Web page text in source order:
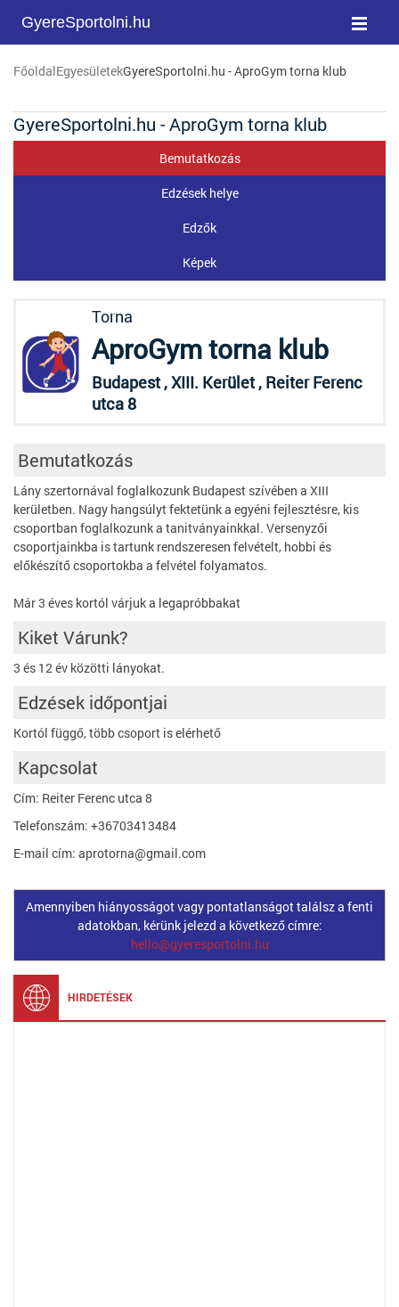
GyereSportolni.hu
FőoldalEgyesületekGyereSportolni.hu - AproGym torna klub
GyereSportolni.hu - AproGym torna klub
Bemutatkozás
Edzések helye
Edzők
Képek
Torna
AproGym torna klub
Budapest , XIII. Kerület , Reiter Ferenc
utca 8
Bemutatkozás
Lány szertornával foglalkozunk Budapest szívében a XIII
kerületben. Nagy hangsúlyt fektetünk a egyéni fejlesztésre, kis
csoportban foglalkozunk a tanitványainkkal. Versenyzői
csoportjainkba is tartunk rendszeresen felvételt, hobbi és
előkészítő csoportokba a felvétel folyamatos.
Már 3 éves kortól várjuk a legapróbbakat
Kiket Várunk?
3 és 12 év közötti lányokat.
Edzések időpontjai
Kortól függő, több csoport is elérhető
Kapcsolat
Cím: Reiter Ferenc utca 8
Telefonszám: +36703413484
E-mail cím: aprotorna@gmail.com
Amennyiben hiányosságot vagy pontatlanságot találsz a fenti
adatokban, kérünk jelezd a következő címre:
hello@gyeresportolni.hu
HIRDETÉSEK